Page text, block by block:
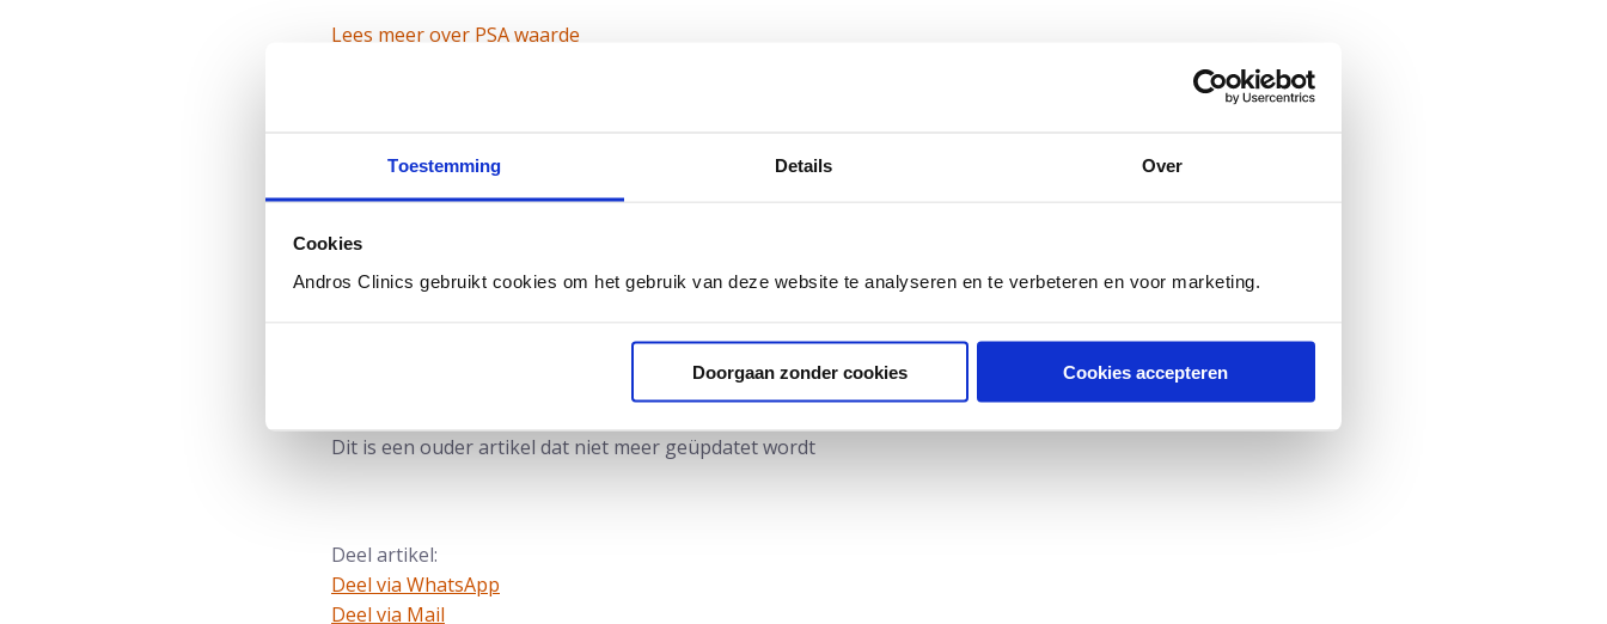
Toestemming Details Over
Cookies
Andros Clinics gebruikt cookies om het gebruik van deze website te analyseren en te verbeteren en voor marketing.
Doorgaan zonder cookies Cookies accepteren
Lees meer over PSA waarde
is uroloog en oprichter van Andros. Eerder werd urologie van
Dit is een ouder artikel dat niet meer geüpdatet wordt
Deel artikel:
Deel via WhatsApp
Deel dit via Whatsapp
Deel via Mail